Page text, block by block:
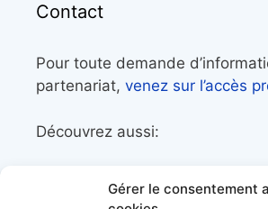
Gérer le consentement
Contact
Pour toute demande
partenariat, venez sur l’accès
Découvrez aussi:
librairie maritime